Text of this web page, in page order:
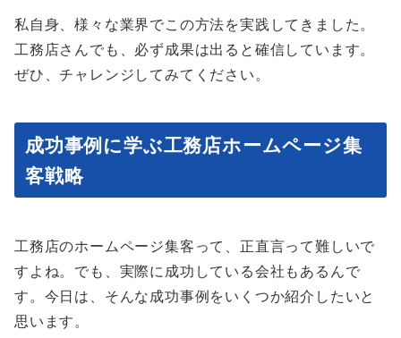
私自身、様々な業界でこの方法を実践してきました。
工務店さんでも、必ず成果は出ると確信しています。
ぜひ、チャレンジしてみてください。
成功事例に学ぶ工務店ホームページ集
客戦略
工務店のホームページ集客って、正直言って難しいで
すよね。でも、実際に成功している会社もあるんで
す。今日は、そんな成功事例をいくつか紹介したいと
思います。